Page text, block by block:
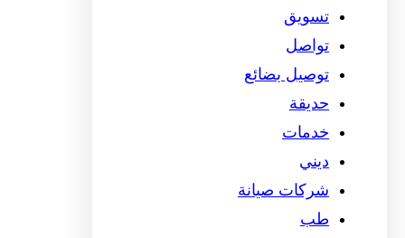
تسويق
تواصل
توصيل بضائع
حديقة
خدمات
ديني
شركات صيانة
طب